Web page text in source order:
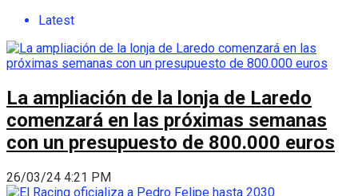
Latest
La ampliación de la lonja de Laredo
comenzará en las próximas semanas
con un presupuesto de 800.000 euros
26/03/24 4:21 PM